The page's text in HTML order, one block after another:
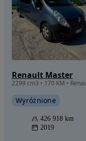
Renault Master
2299 cm3 • 170 KM •
Wyróżnione
426 918 km
2019